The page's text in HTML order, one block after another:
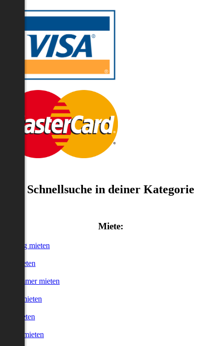
Schnellsuche in deiner Kategorie
Miete:
mieten
mieten
Zimmer mieten
mieten
mieten